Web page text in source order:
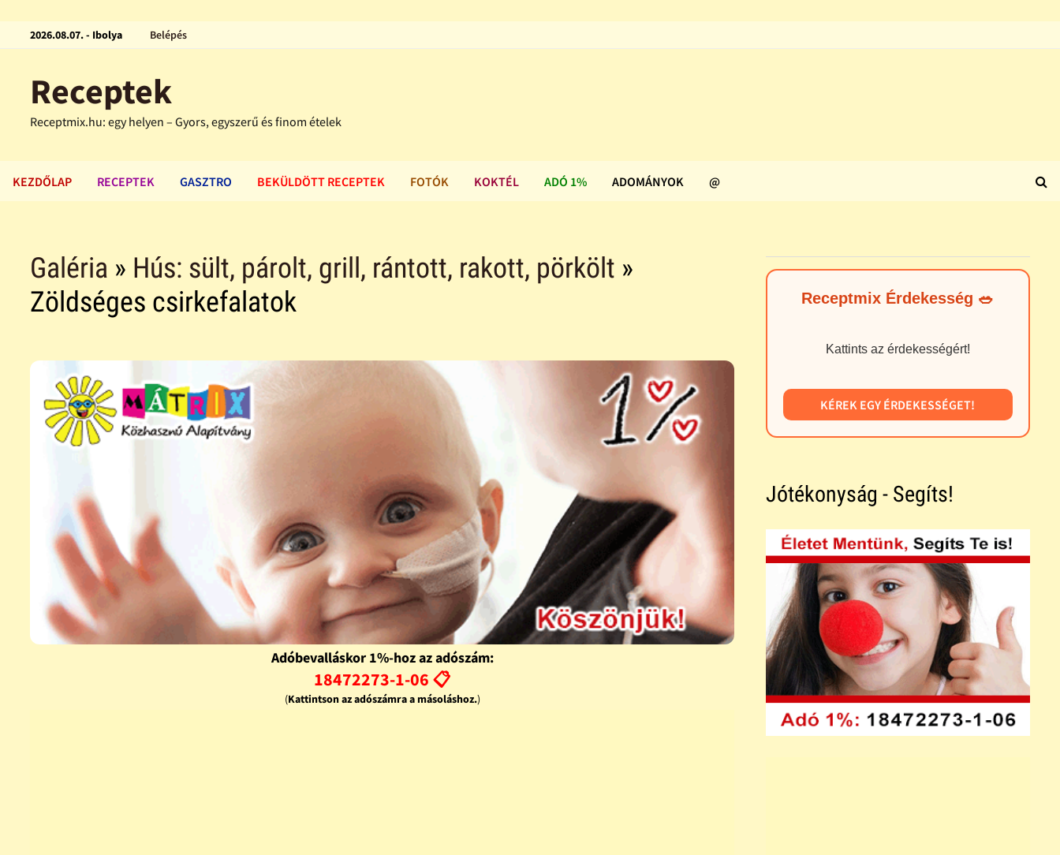
2026.08.07. - Ibolya Belépés
Receptek
Receptmix.hu: egy helyen – Gyors, egyszerű és finom ételek
KEZDŐLAP RECEPTEK GASZTRO BEKÜLDÖTT RECEPTEK FOTÓK KOKTÉL ADÓ 1% ADOMÁNYOK @
Galéria » Hús: sült, párolt, grill, rántott, rakott, pörkölt »
Zöldséges csirkefalatok
Adóbevalláskor 1%-hoz az adószám:
18472273-1-06 📋
(Kattintson az adószámra a másoláshoz.)
Receptmix Érdekesség 🥗
Kattints az érdekességért!
KÉREK EGY ÉRDEKESSÉGET!
Jótékonyság - Segíts!